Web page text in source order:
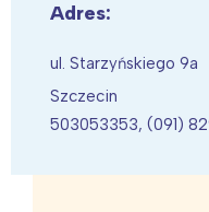
Adres:
ul. Starzyńskiego 9a
Szczecin
503053353, (091)